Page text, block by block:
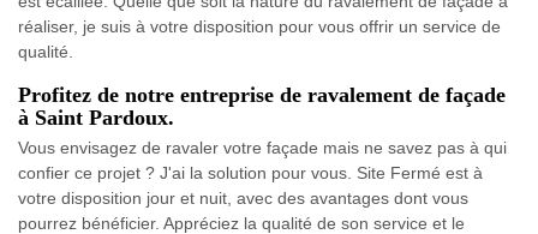
réaliser, je suis à votre disposition pour vous offrir un service de
qualité.
Profitez de notre entreprise de ravalement de façade
à Saint Pardoux.
Vous envisagez de ravaler votre façade mais ne savez pas à qui
confier ce projet ? J'ai la solution pour vous. Site Fermé est à
votre disposition jour et nuit, avec des avantages dont vous
pourrez bénéficier. Appréciez la qualité de son service et le